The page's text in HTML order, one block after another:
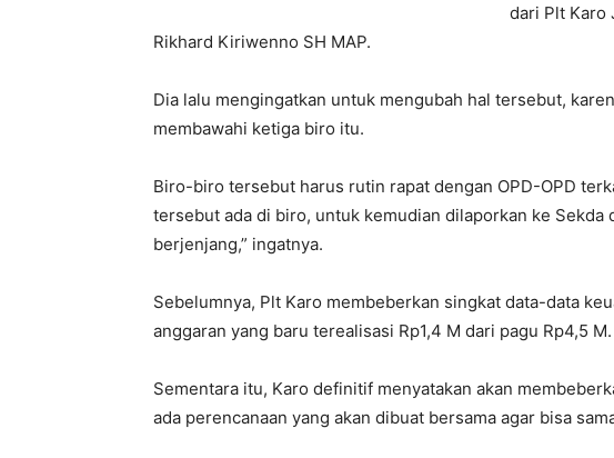
dari Plt Karo
Rikhard Kiriwenno SH MAP.
Dia lalu mengingatkan untuk mengubah hal tersebut,
membawahi ketiga biro itu.
Biro-biro tersebut harus rutin rapat dengan OPD-OPD
tersebut ada di biro, untuk kemudian dilaporkan ke Sekda
berjenjang,” ingatnya.
Sebelumnya, Plt Karo membeberkan singkat data-data
anggaran yang baru terealisasi Rp1,4 M dari pagu Rp4,5 M.
Sementara itu, Karo definitif menyatakan akan
ada perencanaan yang akan dibuat bersama agar bisa